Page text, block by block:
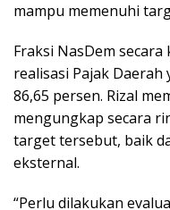
mampu memenuhi
Fraksi NasDem
realisasi Pajak
86,65 persen. Rizal
mengungkap secara
target tersebut, baik
eksternal.
“Perlu dilakukan